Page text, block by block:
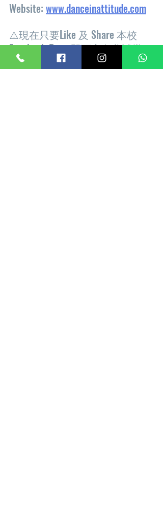
Website: www.danceinattitude.com
⚠️現在只要Like 及 Share 本校
Facebook Page 即可享免費試堂‼️